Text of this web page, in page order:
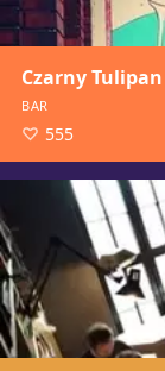
Czarny Tulipan
BAR
555